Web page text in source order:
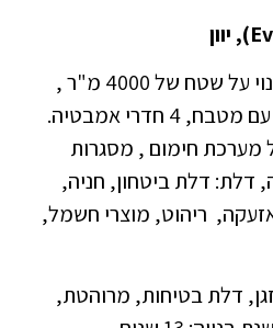
וילה למכירה 320 מ"ר בנוי על שטח של 4000 מ"ר ,
חמישה חדרי שינה, סלון עם מטבח, 4 חדרי אמבטיה.
2006 וכולל מערכת חימום , מסגרות
דלת: דלת ביטחון, חניה,
ריהוט, מוצרי חשמל,
דלת בטיחות, מרוהטת,